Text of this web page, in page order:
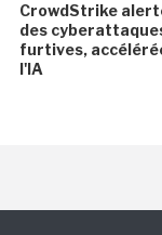
CrowdStrike
des
furtives,
l'IA